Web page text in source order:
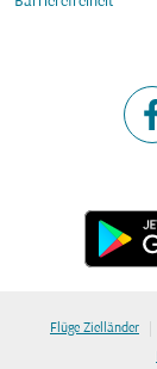
Flüge Zielländer |